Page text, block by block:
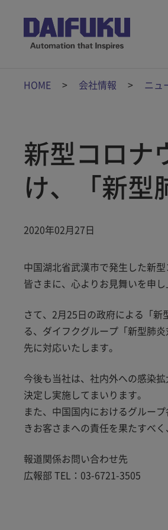
HOME 会社情報 ニュ
新型コロナ
け、「新型
2020年02月27日
中国湖北省武漢市で発生した新
皆さまに、心よりお見舞いを申し
さて、2月25日の政府による「
る、ダイフクグループ「新型肺
先に対応いたします。
今後も当社は、社内外への感染
決定し実施してまいります。
また、中国国内におけるグルー
きお客さまへの責任を果たすべ
報道関係お問い合わせ先
広報部 TEL：03-6721-3505